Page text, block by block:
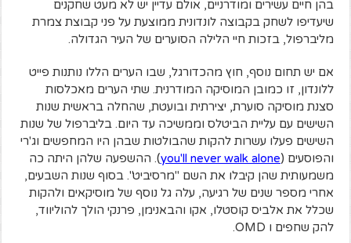
בהן חיים עשירים ומודרניים, אולם עדיין יש לא מעט שחקנים
שיעדיפו לשחק בקבוצה לונדונית ממוצעת על פני קבוצת צמרת
מליברפול, בזכות חיי הלילה הסוערים של העיר הגדולה.
אם יש תחום נוסף, חוץ מהכדורגל, שבו הערים הללו נותנות פייט
ללונדון, זו כמובן המוסיקה המודרנית. שתי הערים מאכלסות
סצנת מוסיקה סוערת, יצירתית ובועטת, שהחלה בראשית שנות
השישים עם עליית הביטלס וממשיכה עד היום. בליברפול של שנות
השישים פעלו עשרות להקות שהבולטות שבהן היו המחפשים וג'רי
והפוסעים (you'll never walk alone). ההשפעה שלהן היתה כה
משמעותית שהן קיבלו את השם "מרסיביט". בסוף שנות השבעים,
אחרי מספר שנים של רגיעה, עלה גל נוסף של מוסיקאים ולהקות
שכלל את אלביס קוסטלו, אקו והבאנימן, פרנקי הולך להוליווד,
להק שחפים ו OMD.